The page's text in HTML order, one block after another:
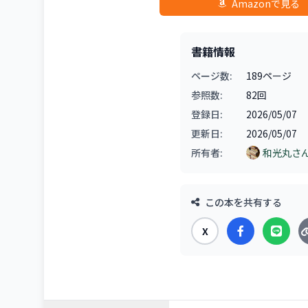
Amazonで見る
書籍情報
ページ数:
189ページ
参照数:
82回
登録日:
2026/05/07
更新日:
2026/05/07
所有者:
和光丸さ
この本を共有する
X